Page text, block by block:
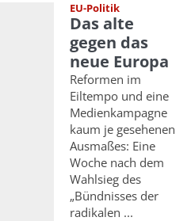
EU-Politik
Das alte
gegen das
neue Europa
Reformen im
Eiltempo und eine
Medienkampagne
kaum je gesehenen
Ausmaßes: Eine
Woche nach dem
Wahlsieg des
„Bündnisses der
radikalen ...